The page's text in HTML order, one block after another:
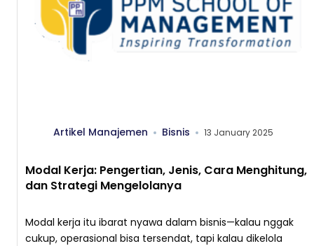
Artikel Manajemen Bisnis 13 January 2025
Modal Kerja: Pengertian, Jenis, Cara Menghitung,
dan Strategi Mengelolanya
Modal kerja itu ibarat nyawa dalam bisnis—kalau nggak
cukup, operasional bisa tersendat, tapi kalau dikelola